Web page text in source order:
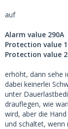
auf
Alarm value 290A
Protection value 1
Protection value 2
erhöht, dann sehe
dabei keinerlei
unter
drauflegen, wie
wird, aber die
und schaltet, wenn